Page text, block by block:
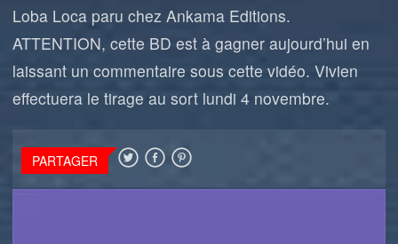
Loba Loca paru chez Ankama Editions.
ATTENTION, cette BD est à gagner aujourd’hui en
laissant un commentaire sous cette vidéo. Vivien
effectuera le tirage au sort lundi 4 novembre.
PARTAGER